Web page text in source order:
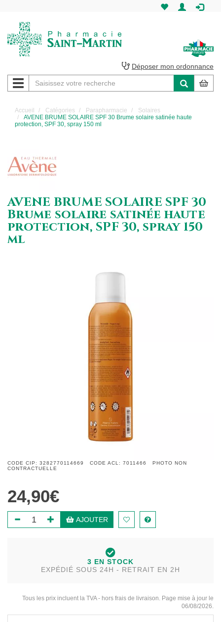
Martin
Pharmacie
Saint-
Déposer mon ordonnance
Navigation
Accueil Catégories Parapharmacie
Solaires
AVENE BRUME SOLAIRE SPF 30 Brume solaire satinée haute
protection, SPF 30, spray 150 ml
AVENE BRUME SOLAIRE SPF 30
Brume solaire satinée haute
protection, SPF 30, spray 150
ml
CODE CIP: 3282770114669 CODE ACL: 7011466 PHOTO NON
CONTRACTUELLE
24,90€
AJOUTER
3 EN STOCK
EXPÉDIÉ SOUS 24H - RETRAIT EN 2H
Tous les prix incluent la TVA - hors frais de livraison. Page mise à jour le
06/08/2026.